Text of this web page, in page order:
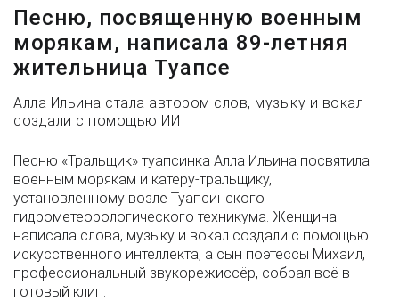
Песню, посвященную военным
морякам, написала 89-летняя
жительница Туапсе
Алла Ильина стала автором слов, музыку и вокал
создали с помощью ИИ
Песню «Тральщик» туапсинка Алла Ильина посвятила
военным морякам и катеру-тральщику,
установленному возле Туапсинского
гидрометеорологического техникума. Женщина
написала слова, музыку и вокал создали с помощью
искусственного интеллекта, а сын поэтессы Михаил,
профессиональный звукорежиссёр, собрал всё в
готовый клип.